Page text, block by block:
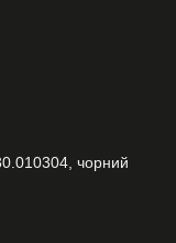
чорний